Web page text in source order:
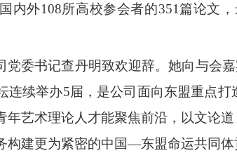
内外108所高校参会者的351篇论文
党委书记查丹明致欢迎辞。她向与会
续举办5届，是公司面向东盟重点
年艺术理论人才能聚焦前沿，以文论
构建更为紧密的中国—东盟命运共同体